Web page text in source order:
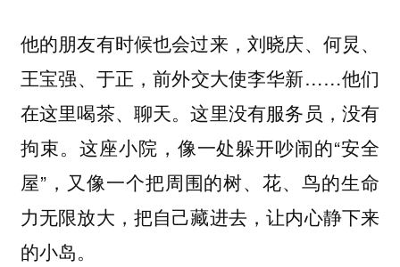
他的朋友有时候也会过来，刘晓庆、何炅、
王宝强、于正，前外交大使李华新……他们
在这里喝茶、聊天。这里没有服务员，没有
拘束。这座小院，像一处躲开吵闹的“安全
屋”，又像一个把周围的树、花、鸟的生命
力无限放大，把自己藏进去，让内心静下来
的小岛。